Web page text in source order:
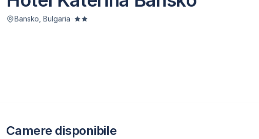
Bansko, Bulgaria ·
Camere disponibile